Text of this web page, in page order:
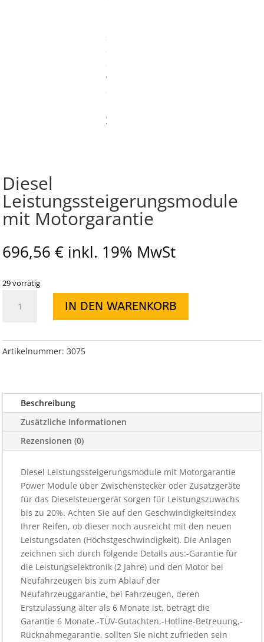
Diesel
Leistungssteigerungsmodule
mit Motorgarantie
696,56 € inkl. 19% MwSt
29 vorrätig
Leistungssteigerungsmodule
Menge
IN DEN WARENKORB
Artikelnummer: 3075
Beschreibung
Zusätzliche Informationen
Rezensionen (0)
Diesel Leistungssteigerungsmodule mit Motorgarantie
Power Module über Zwischenstecker oder Zusatzgeräte
für das Dieselsteuergerät sorgen für Leistungszuwachs
bis zu 20%. Achten Sie auf den Geschwindigkeitsindex
Ihrer Reifen, ob dieser noch ausreicht mit den neuen
Leistungsdaten (Höchstgeschwindigkeit). Die Anlagen
zeichnen sich durch folgende Details aus:-Garantie für
die Leistungselektronik (2 Jahre) und den Motor bei
Neufahrzeugen bis zum Ablauf der
Neufahrzeuggarantie, bei Fahrzeugen, deren
Erstzulassung älter als 6 Monate ist, beträgt die
Garantie 6 Monate.-TÜV-Gutachten,-Hotline-Betreuung,-
Rücknahmegarantie, sollten Sie nicht zufrieden sein